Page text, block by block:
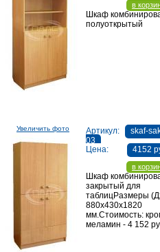
в
Шкаф
полуоткрытый
Увеличить фото Артикул:
skaf-
03
Цена:
4152
в
Шкаф
закрытый для
таблицРазмеры
880х430х1820
мм.Стоимость:
меламин - 4 152